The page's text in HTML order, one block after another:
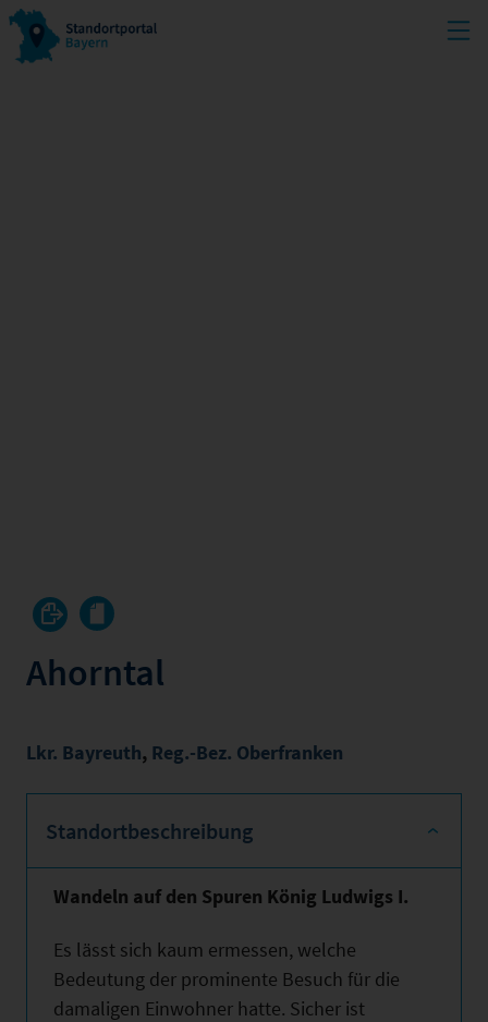
Ahorntal
Lkr. Bayreuth, Reg.-Bez. Oberfranken
Standortbeschreibung
Wandeln auf den Spuren König Ludwigs I.
Es lässt sich kaum ermessen, welche
Bedeutung der prominente Besuch für die
damaligen Einwohner hatte. Sicher ist